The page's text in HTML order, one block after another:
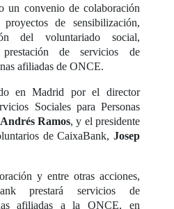
un convenio de colaboración
de sensibilización,
del voluntariado social,
de servicios de
afiliadas de ONCE.
en Madrid por el director
Sociales para Personas
Andrés Ramos, y el presidente
de CaixaBank, Josep
y entre otras acciones,
prestará servicios de
afiliadas a la ONCE, en